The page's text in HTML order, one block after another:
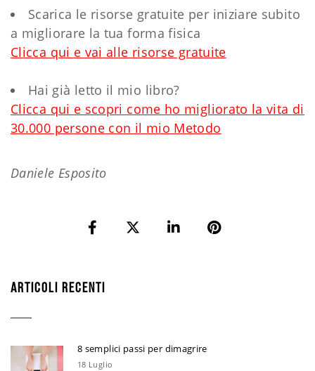
Scarica le risorse gratuite per iniziare subito
a migliorare la tua forma fisica
Clicca qui e vai alle risorse gratuite
Hai già letto il mio libro?
Clicca qui e scopri come ho migliorato la vita di
30.000 persone con il mio Metodo
Daniele Esposito
ARTICOLI RECENTI
8 semplici passi per dimagrire
18 Luglio